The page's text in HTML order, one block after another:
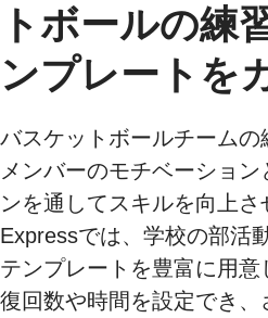
トボールの練
ンプレートを
バスケットボールチームの
メンバーのモチベーショ
ンを通してスキルを向上
Expressでは、学校の部活
テンプレートを豊富に用
復回数や時間を設定でき